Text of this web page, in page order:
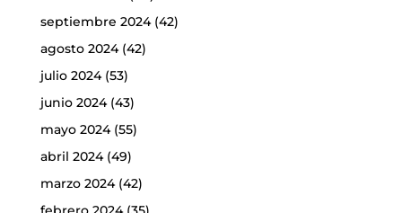
septiembre 2024(42)
agosto 2024(42)
julio 2024(53)
junio 2024(43)
mayo 2024(55)
abril 2024(49)
marzo 2024(42)